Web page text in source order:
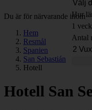
Hur
1
Antal
Du är för närvarande inom
Hem
Resmål
Spanien
San Sebastián
Hotell
Hotell San